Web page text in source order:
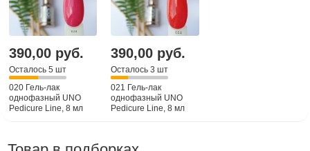
390,00 руб.
Осталось 5 шт
020 Гель-лак
однофазный UNO
Pedicure Line, 8 мл
390,00 руб.
Осталось 3 шт
021 Гель-лак
однофазный UNO
Pedicure Line, 8 мл